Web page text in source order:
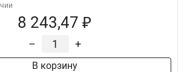
8 243,47 ₽
– +
В корзину